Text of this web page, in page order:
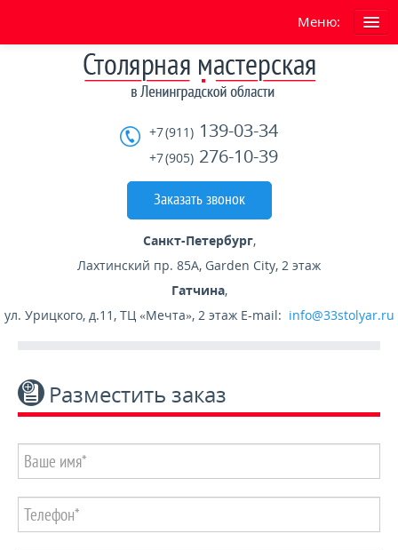
Меню:
Условия работы сайта
ГАРАНТИЯ
СКИДКИ
При заказе в декабре скидка -20%
КОНТАКТЫ
+7 (911) 139-03-34
+7 (905) 276-10-39
Заказать звонок
Санкт-Петербург,
Лахтинский пр. 85А, Garden City, 2 этаж
Гатчина,
ул. Урицкого, д.11, ТЦ «Мечта», 2 этажE-mail: info@33stolyar.ru
Разместить заказ